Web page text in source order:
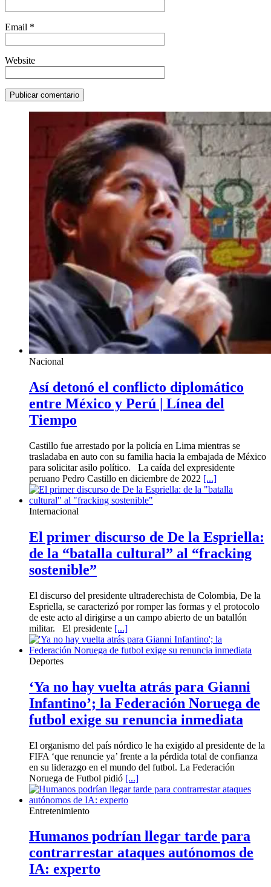
Email *
Website
Nacional
Así detonó el conflicto diplomático
entre México y Perú | Línea del
Tiempo
Castillo fue arrestado por la policía en Lima mientras se
trasladaba en auto con su familia hacia la embajada de México
para solicitar asilo político. La caída del expresidente
peruano Pedro Castillo en diciembre de 2022 [...]
Internacional
El primer discurso de De la Espriella:
de la “batalla cultural” al “fracking
sostenible”
El discurso del presidente ultraderechista de Colombia, De la
Espriella, se caracterizó por romper las formas y el protocolo
de este acto al dirigirse a un campo abierto de un batallón
militar. El presidente [...]
Deportes
‘Ya no hay vuelta atrás para Gianni
Infantino’; la Federación Noruega de
futbol exige su renuncia inmediata
El organismo del país nórdico le ha exigido al presidente de la
FIFA ‘que renuncie ya’ frente a la pérdida total de confianza
en su liderazgo en el mundo del futbol. La Federación
Noruega de Futbol pidió [...]
Entretenimiento
Humanos podrían llegar tarde para
contrarrestar ataques autónomos de
IA: experto